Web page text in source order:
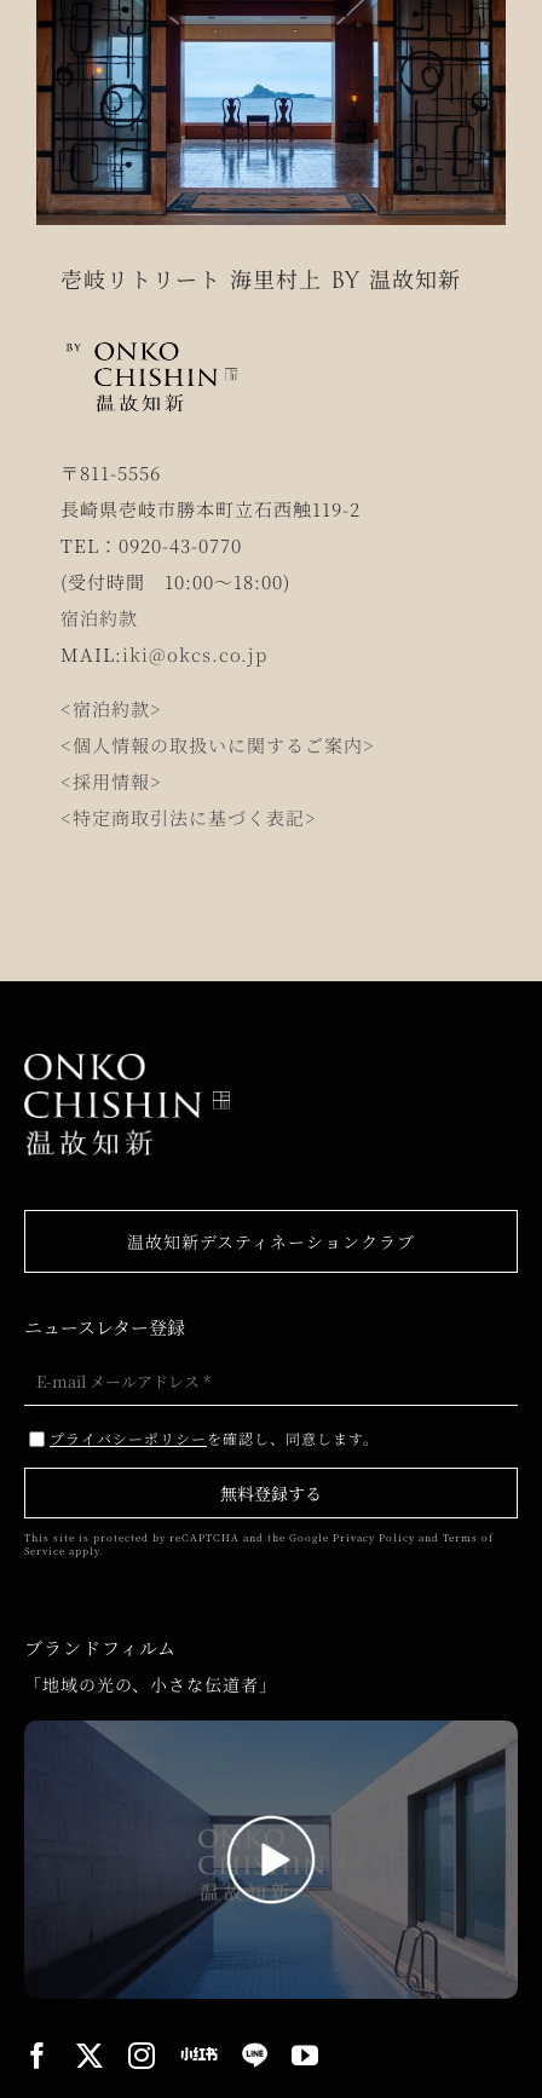
壱岐リトリート 海里村上 BY 温故知新
〒811-5556
長崎県壱岐市勝本町立石西触119-2
TEL：0920-43-0770
(受付時間 10:00～18:00)
宿泊約款
MAIL:iki@okcs.co.jp
<宿泊約款>
<個人情報の取扱いに関するご案内>
<採用情報>
<特定商取引法に基づく表記>
温故知新デスティネーションクラブ
ニュースレター登録
プライバシーポリシーを確認し、同意します。
無料登録する
This site is protected by reCAPTCHA and the Google Privacy Policy and Terms of
Service apply.
ブランドフィルム
「地域の光の、小さな伝道者」